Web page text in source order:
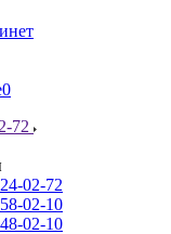
0
72
02-72
02-10
02-10